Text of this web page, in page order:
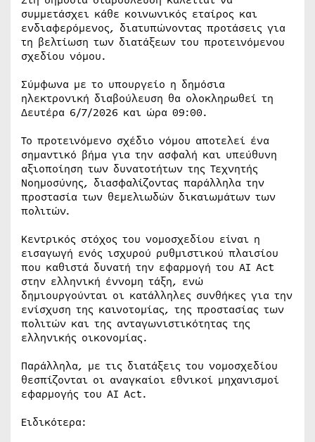
συμμετάσχει κάθε κοινωνικός εταίρος και
ενδιαφερόμενος, διατυπώνοντας προτάσεις για
τη βελτίωση των διατάξεων του προτεινόμενου
σχεδίου νόμου.
Σύμφωνα με το υπουργείο η δημόσια
ηλεκτρονική διαβούλευση θα ολοκληρωθεί τη
Δευτέρα 6/7/2026 και ώρα 09:00.
Το προτεινόμενο σχέδιο νόμου αποτελεί ένα
σημαντικό βήμα για την ασφαλή και υπεύθυνη
αξιοποίηση των δυνατοτήτων της Τεχνητής
Νοημοσύνης, διασφαλίζοντας παράλληλα την
προστασία των θεμελιωδών δικαιωμάτων των
πολιτών.
Κεντρικός στόχος του νομοσχεδίου είναι η
εισαγωγή ενός ισχυρού ρυθμιστικού πλαισίου
που καθιστά δυνατή την εφαρμογή του AI Act
στην ελληνική έννομη τάξη, ενώ
δημιουργούνται οι κατάλληλες συνθήκες για την
ενίσχυση της καινοτομίας, της προστασίας των
πολιτών και της ανταγωνιστικότητας της
ελληνικής οικονομίας.
Παράλληλα, με τις διατάξεις του νομοσχεδίου
θεσπίζονται οι αναγκαίοι εθνικοί μηχανισμοί
εφαρμογής του AI Act.
Ειδικότερα: